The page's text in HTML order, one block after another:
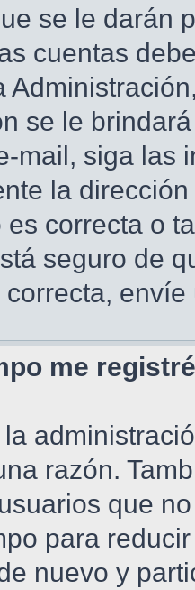
se le darán
cuentas
se le
mail, siga las
la
correcta o
seguro de
me
razón.
que
para
nuevo y